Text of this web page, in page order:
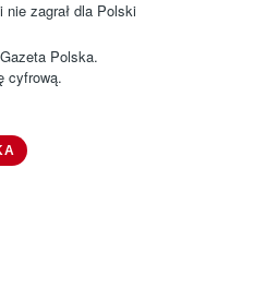
nie zagrał dla Polski
Polska.
cyfrową.